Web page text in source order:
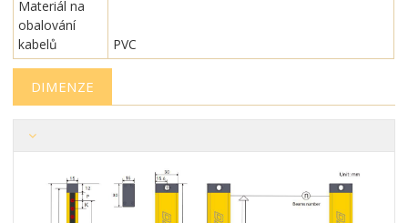
Materiál na
obalování
kabelů
PVC
DIMENZE